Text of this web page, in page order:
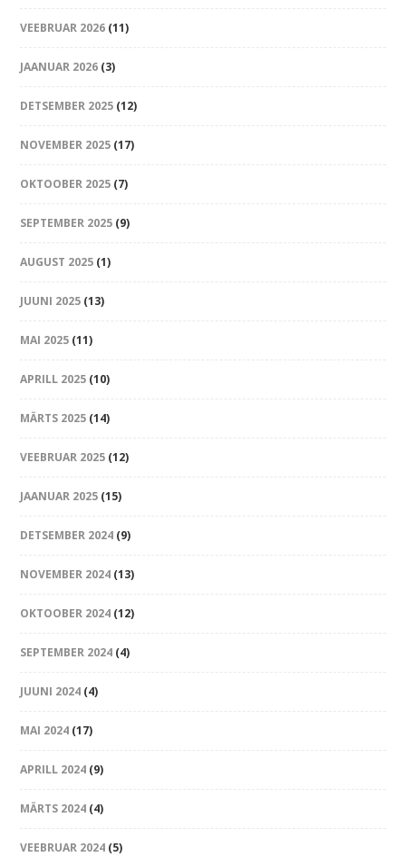
VEEBRUAR 2026 (11)
JAANUAR 2026 (3)
DETSEMBER 2025 (12)
NOVEMBER 2025 (17)
OKTOOBER 2025 (7)
SEPTEMBER 2025 (9)
AUGUST 2025 (1)
JUUNI 2025 (13)
MAI 2025 (11)
APRILL 2025 (10)
MÄRTS 2025 (14)
VEEBRUAR 2025 (12)
JAANUAR 2025 (15)
DETSEMBER 2024 (9)
NOVEMBER 2024 (13)
OKTOOBER 2024 (12)
SEPTEMBER 2024 (4)
JUUNI 2024 (4)
MAI 2024 (17)
APRILL 2024 (9)
MÄRTS 2024 (4)
VEEBRUAR 2024 (5)